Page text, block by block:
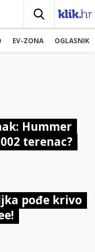
EV-ZONA OGLASNIK
Hummer
terenac?
pođe krivo